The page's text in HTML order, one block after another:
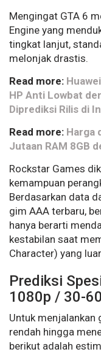
Mengingat GTA 6
Engine yang
tingkat lanjut,
melonjak drastis.
Read more:
HP Anti Lowbat
Diprediksi Rilis di
Read more: Harga
Jutaan RAM 8GB
Rockstar Games
kemampuan
Berdasarkan data
gim AAA terbaru,
hanya berarti
kestabilan saat
Character) yang
Prediksi
1080p / 30-
Untuk menjalankan
rendah hingga
berikut adalah